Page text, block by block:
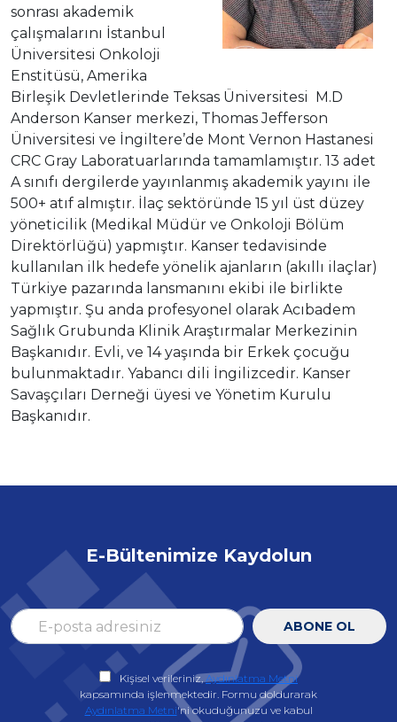
sonrası akademik
çalışmalarını İstanbul
Üniversitesi Onkoloji
Enstitüsü, Amerika
Birleşik Devletlerinde Teksas Üniversitesi M.D
Anderson Kanser merkezi, Thomas Jefferson
Üniversitesi ve İngiltere’de Mont Vernon Hastanesi
CRC Gray Laboratuarlarında tamamlamıştır. 13 adet
A sınıfı dergilerde yayınlanmış akademik yayını ile
500+ atıf almıştır. İlaç sektöründe 15 yıl üst düzey
yöneticilik (Medikal Müdür ve Onkoloji Bölüm
Direktörlüğü) yapmıştır. Kanser tedavisinde
kullanılan ilk hedefe yönelik ajanların (akıllı ilaçlar)
Türkiye pazarında lansmanını ekibi ile birlikte
yapmıştır. Şu anda profesyonel olarak Acıbadem
Sağlık Grubunda Klinik Araştırmalar Merkezinin
Başkanıdır. Evli, ve 14 yaşında bir Erkek çocuğu
bulunmaktadır. Yabancı dili İngilizcedir. Kanser
Savaşçıları Derneği üyesi ve Yönetim Kurulu
Başkanıdır.
E-Bültenimize Kaydolun
ABONE OL
Kişisel verileriniz, Aydınlatma Metni
kapsamında işlenmektedir. Formu doldurarak
Aydınlatma Metni'ni okuduğunuzu ve kabul